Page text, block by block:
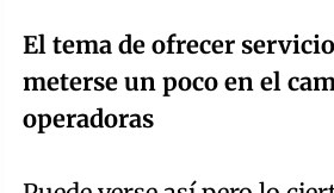
El tema de ofrecer
meterse un poco en el
operadoras